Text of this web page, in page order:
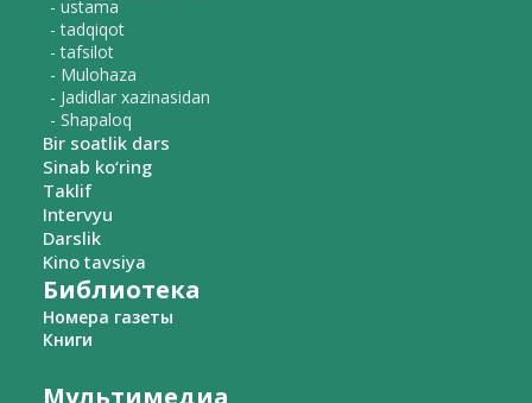
- ustama
- tadqiqot
- tafsilot
- Mulohaza
- Jadidlar xazinasidan
- Shapaloq
Bir soatlik dars
Sinab ko‘ring
Taklif
Intervyu
Darslik
Kino tavsiya
Библиотека
Номера газеты
Книги